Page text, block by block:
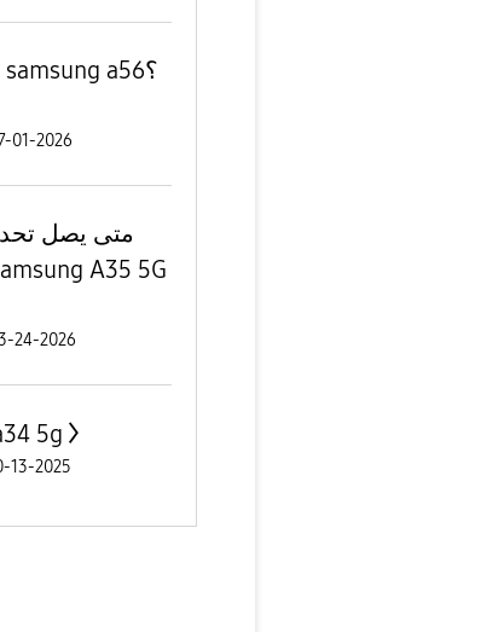
شراء هاتف samsung a56؟
01-2026
متى يصل
24-2026
5g
13-2025